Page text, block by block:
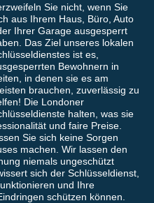
Sie nicht, wenn Sie
aus Ihrem Haus, Büro, Auto
Ihrer Garage ausgesperrt
Das Ziel unseres lokalen
ist es,
Bewohnern in
in denen sie es am
brauchen, zuverlässig zu
Die Londoner
halten, was sie
und faire Preise.
Sie sich keine Sorgen
machen. Wir lassen den
niemals ungeschützt
sich der Schlüsseldienst,
und Ihre
schützen können.